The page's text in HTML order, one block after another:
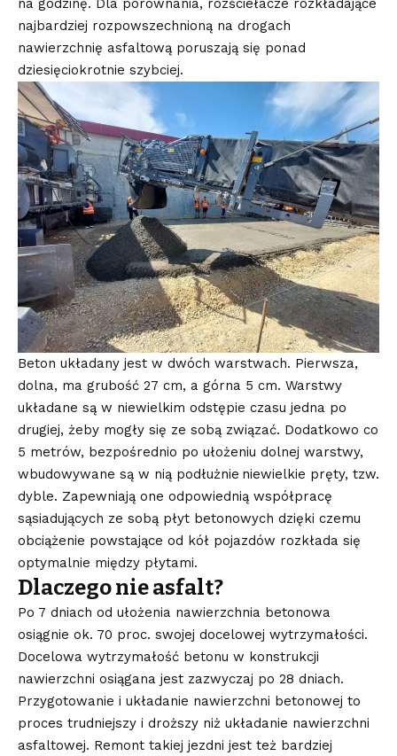
na godzinę. Dla porównania, rozściełacze rozkładające
najbardziej rozpowszechnioną na drogach
nawierzchnię asfaltową poruszają się ponad
dziesięciokrotnie szybciej.
Beton układany jest w dwóch warstwach. Pierwsza,
dolna, ma grubość 27 cm, a górna 5 cm. Warstwy
układane są w niewielkim odstępie czasu jedna po
drugiej, żeby mogły się ze sobą związać. Dodatkowo co
5 metrów, bezpośrednio po ułożeniu dolnej warstwy,
wbudowywane są w nią podłużnie niewielkie pręty, tzw.
dyble. Zapewniają one odpowiednią współpracę
sąsiadujących ze sobą płyt betonowych dzięki czemu
obciążenie powstające od kół pojazdów rozkłada się
optymalnie między płytami.
Dlaczego nie asfalt?
Po 7 dniach od ułożenia nawierzchnia betonowa
osiągnie ok. 70 proc. swojej docelowej wytrzymałości.
Docelowa wytrzymałość betonu w konstrukcji
nawierzchni osiągana jest zazwyczaj po 28 dniach.
Przygotowanie i układanie nawierzchni betonowej to
proces trudniejszy i droższy niż układanie nawierzchni
asfaltowej. Remont takiej jezdni jest też bardziej